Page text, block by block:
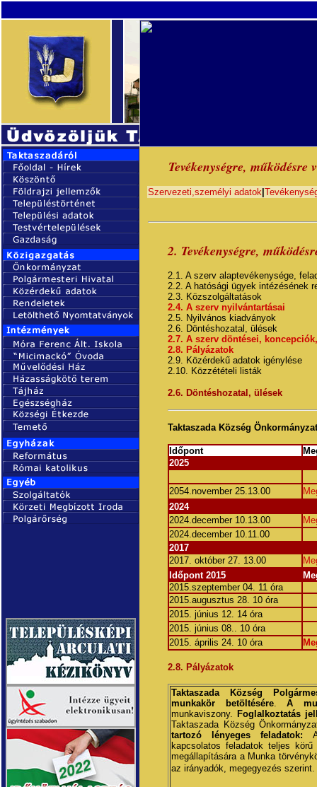
Tevékenységre, működésre
Szervezeti,személyi adatok
2. Tevékenységre,
2.1. A szerv alaptevékenysége,
2.2. A hatósági ügyek intézésének
2.3. Közszolgáltatások
2.4. A szerv nyilvántartásai
2.5. Nyilvános kiadványok
2.6. Döntéshozatal, ülések
2.7. A szerv döntései,
2.8. Pályázatok
2.9. Közérdekű adatok igénylése
2.10. Közzétételi listák
2.6. Döntéshozatal, ülések
Taktaszada Község
Időpont
2025
2054.november 25.13.00
2024
2024.december 10.13.00
2024.december 10.11.00
2017
2017. október 27. 13.00
Időpont 2015
2015.szeptember 04. 11 óra
2015.augusztus 28. 10 óra
2015. június 12. 14 óra
2015. június 08.. 10 óra
2015. április 24. 10 óra
2.8. Pályázatok
Taktaszada Község
munkakör betöltésére.A
munkaviszony. Foglalkoztatás
Taktaszada Község
tartozó lényeges feladatok:
kapcsolatos feladatok teljes
megállapítására a Munka
az irányadók, megegyezés szerint.